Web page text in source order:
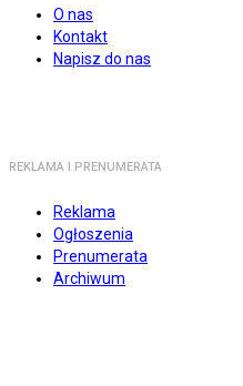
O nas
Kontakt
Napisz do nas
REKLAMA I PRENUMERATA
Reklama
Ogłoszenia
Prenumerata
Archiwum